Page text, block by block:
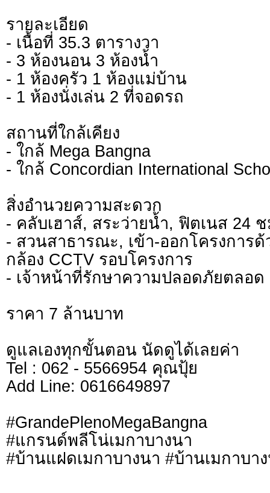
รายละเอียด
- เนื้อที่ 35.3 ตารางวา
- 3 ห้องนอน 3 ห้องน้ำ
- 1 ห้องครัว 1 ห้องแม่บ้าน
- 1 ห้องนั่งเล่น 2 ที่จอดรถ
สถานที่ใกล้เคียง
- ใกล้ Mega Bangna
- ใกล้ Concordian International
สิ่งอำนวยความสะดวก
- คลับเฮาส์, สระว่ายน้ำ, ฟิตเนส 24
- สวนสาธารณะ, เข้า-ออกโครงการด้
กล้อง CCTV รอบโครงการ
- เจ้าหน้าที่รักษาความปลอดภัยตลอด
ราคา 7 ล้านบาท
ดูแลเองทุกขั้นตอน นัดดูได้เลยค่า
Tel : 062 - 5566954 คุณปุ้ย
Add Line: 0616649897
#GrandePlenoMegaBangna
#แกรนด์พลีโน่เมกาบางนา
#บ้านแฝดเมกาบางนา #บ้านเมกาบา